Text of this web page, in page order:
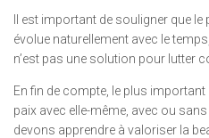
Il est important de souligner que
évolue naturellement avec le
n’est pas une solution pour lutter
En fin de compte, le plus important
paix avec elle-même, avec ou
devons apprendre à valoriser la